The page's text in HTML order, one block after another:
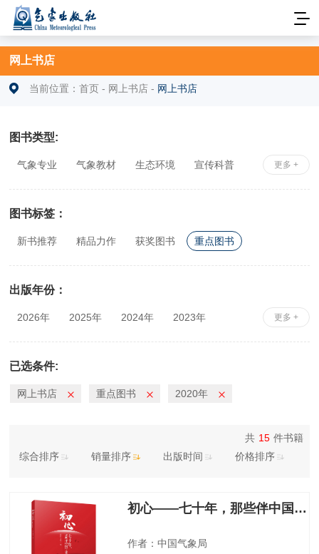
网上书店
当前位置：首页 - 网上书店 - 网上书店
图书类型:
更多 +
气象专业 气象教材 生态环境
宣传科普
图书标签：
新书推荐 精品力作 获奖图书 重点图书
出版年份：
更多 +
2026年 2025年 2024年
2023年
2010年
已选条件:
网上书店 重点图书 2020年
综合排序 销量排序 出版时间 价格排序
共 15 件书籍
初心——七十年，那些伴中国气象前行的身影
作者：中国气象局